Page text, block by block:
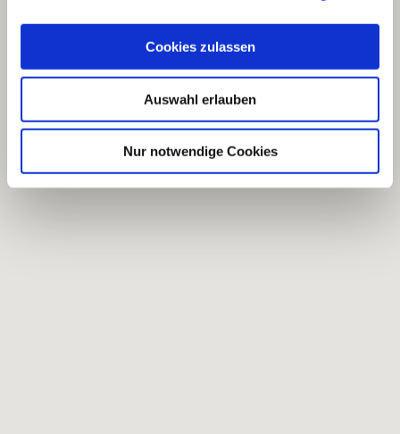
Cookies zulassen
Auswahl erlauben
Nur notwendige Cookies